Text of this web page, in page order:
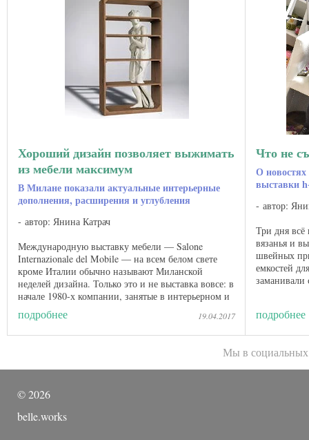
Хороший дизайн позволяет выжимать
из мебели максимум
В Милане показали актуальные интерьерные
дополнения, расширения и углубления
автор: Янина Катрач
Международную выставку мебели — Salone
Internazionale del Mobile — на всем белом свете
кроме Италии обычно называют Миланской
неделей дизайна. Только это и не выставка вовсе: в
начале 1980-х компании, занятые в интерьерном и
промышленном ...
подробнее 19.04.2017
Что не
О новостях
выставки
автор:
Три дня всё
вязанья и
швейных
емкостей
заманивали
подробнее
©2026
belle.works
Мы в социальных